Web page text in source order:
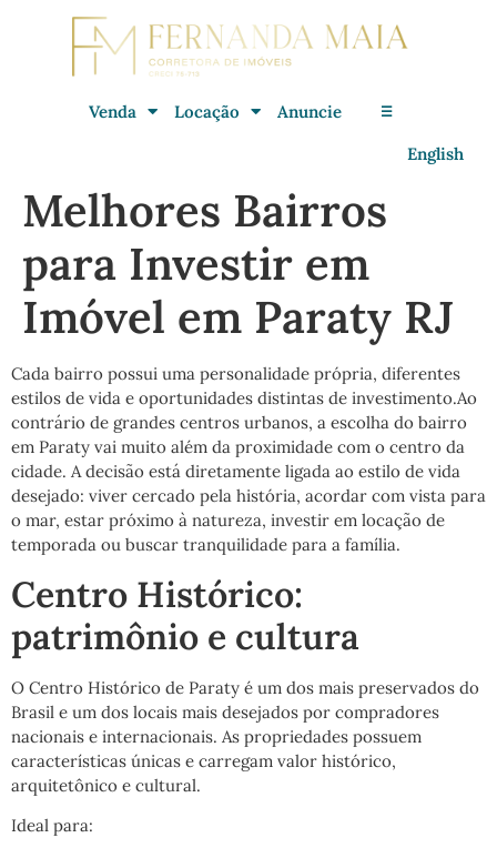
Venda Locação Anuncie ☰
English
Melhores Bairros
para Investir em
Imóvel em Paraty RJ
Cada bairro possui uma personalidade própria, diferentes
estilos de vida e oportunidades distintas de investimento.Ao
contrário de grandes centros urbanos, a escolha do bairro
em Paraty vai muito além da proximidade com o centro da
cidade. A decisão está diretamente ligada ao estilo de vida
desejado: viver cercado pela história, acordar com vista para
o mar, estar próximo à natureza, investir em locação de
temporada ou buscar tranquilidade para a família.
Centro Histórico:
patrimônio e cultura
O Centro Histórico de Paraty é um dos mais preservados do
Brasil e um dos locais mais desejados por compradores
nacionais e internacionais. As propriedades possuem
características únicas e carregam valor histórico,
arquitetônico e cultural.
Ideal para: